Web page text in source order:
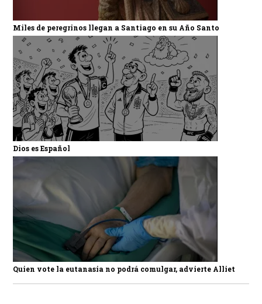
Miles de peregrinos llegan a Santiago en su Año Santo
Dios es Español
Quien vote la eutanasia no podrá comulgar, advierte Alliet